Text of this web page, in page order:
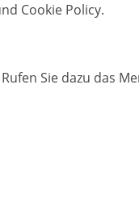
Cookie Policy.
Sie dazu das